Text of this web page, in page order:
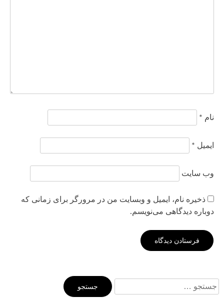
نام *
ایمیل *
وب‌ سایت
ذخیره نام، ایمیل و وبسایت من در مرورگر برای زمانی که
دوباره دیدگاهی می‌نویسم.
جستجو
برای: